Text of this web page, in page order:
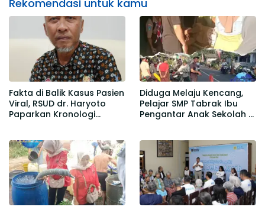
Rekomendasi untuk kamu
Fakta di Balik Kasus Pasien
Viral, RSUD dr. Haryoto
Paparkan Kronologi
Diduga Melaju Kencang,
Pelajar SMP Tabrak Ibu
Pengantar Anak Sekolah di